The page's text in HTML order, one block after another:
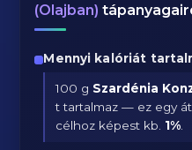
(Olajban)
Mennyi kalóriát
100 g Szardénia
t tartalmaz — ez egy
célhoz képest kb. 1%